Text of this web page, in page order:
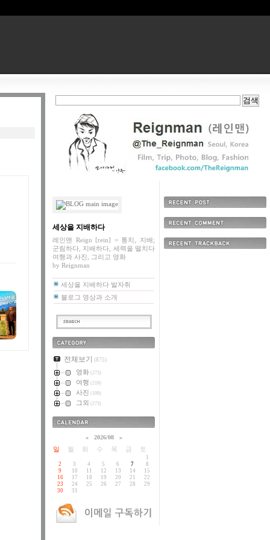
세상을 지배하다
레인맨 Reign [rein] = 통치, 지배;
군림하다, 지배하다, 세력을 떨치다
여행과 사진, 그리고 영화
by Reignman
세상을 지배하다 발자취
블로그 영상과 소개
전체보기 (875)
영화 (273)
여행 (219)
사진 (109)
그외 (273)
« 2026/08 »
일 월 화 수 목 금 토
1
2
3 4 5 6 7
8
9
10 11 12 13 14
15
16
17 18 19 20 21
22
23
24 25 26 27 28
29
30
31